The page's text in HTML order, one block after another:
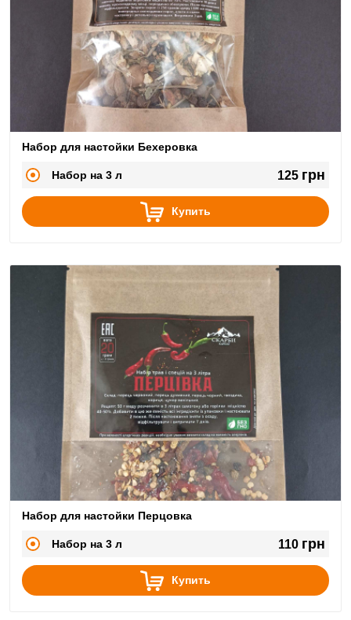
Набор для настойки Бехеровка
Набор на 3 л 125 грн
Купить
Набор для настойки Перцовка
Набор на 3 л 110 грн
Купить